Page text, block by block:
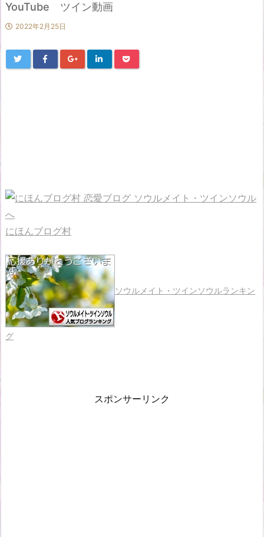
YouTube ツイン動画
2022年2月25日
にほんブログ村
ソウルメイト・ツインソウルランキン
グ
スポンサーリンク